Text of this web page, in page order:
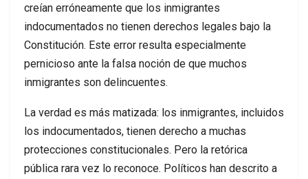
creían erróneamente que los inmigrantes
indocumentados no tienen derechos legales bajo la
Constitución. Este error resulta especialmente
pernicioso ante la falsa noción de que muchos
inmigrantes son delincuentes.
La verdad es más matizada: los inmigrantes, incluidos
los indocumentados, tienen derecho a muchas
protecciones constitucionales. Pero la retórica
pública rara vez lo reconoce. Políticos han descrito a